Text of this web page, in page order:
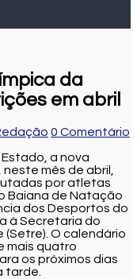
da
em abril
0 Comentário
a nova
mês de abril,
por atletas
Baiana de Natação
dos Desportos do
à Secretaria do
(Setre). O calendário
mais quatro
os próximos dias
tarde.